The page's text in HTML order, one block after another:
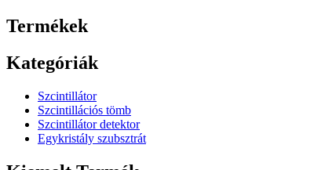
Termékek
Kategóriák
Szcintillátor
Szcintillációs tömb
Szcintillátor detektor
Egykristály szubsztrát